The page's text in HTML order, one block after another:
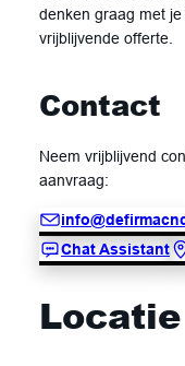
denken graag met
vrijblijvende offerte.
Contact
Neem vrijblijvend
aanvraag:
Chat Assistant
Locatie